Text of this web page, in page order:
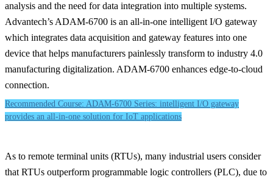
analysis and the need for data integration into multiple systems.
Advantech’s ADAM-6700 is an all-in-one intelligent I/O gateway
which integrates data acquisition and gateway features into one
device that helps manufacturers painlessly transform to industry 4.0
manufacturing digitalization. ADAM-6700 enhances edge-to-cloud
connection.
Recommended Course: ADAM-6700 Series: intelligent I/O gateway
provides an all-in-one solution for IoT applications
As to remote terminal units (RTUs), many industrial users consider
that RTUs outperform programmable logic controllers (PLC), due to